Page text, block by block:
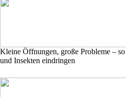
Kleine Öffnungen, große Probleme –
und Insekten eindringen